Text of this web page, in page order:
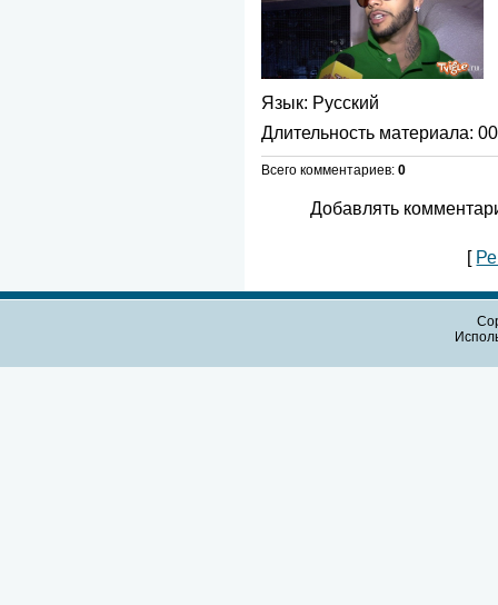
Язык: Русский
Длительность материала:
Всего комментариев: 0
Добавлять
[